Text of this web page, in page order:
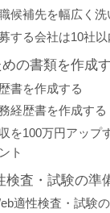
候補先を幅広く洗
する会社は10社以
の書類を作成
書を作成する
経歴書を作成する
を100万円アップ
ト
検査・試験の準
適性検査・試験